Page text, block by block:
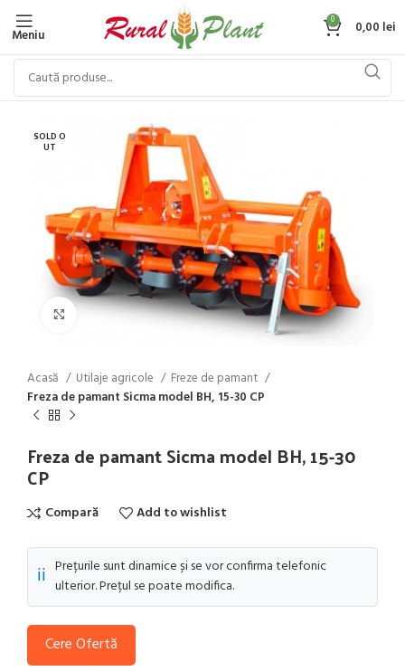
Meniu
0 0,00 lei
SOLD O
UT
Click to enlarge
Acasă Utilaje agricole
Freze de pamant
Freza de pamant Sicma model BH, 15-30 CP
Freza de pamant Sicma model BH, 15-30
CP
Compară Add to wishlist
ℹ️ Prețurile sunt dinamice și se vor confirma telefonic
ulterior. Prețul se poate modifica.
Cere Ofertă